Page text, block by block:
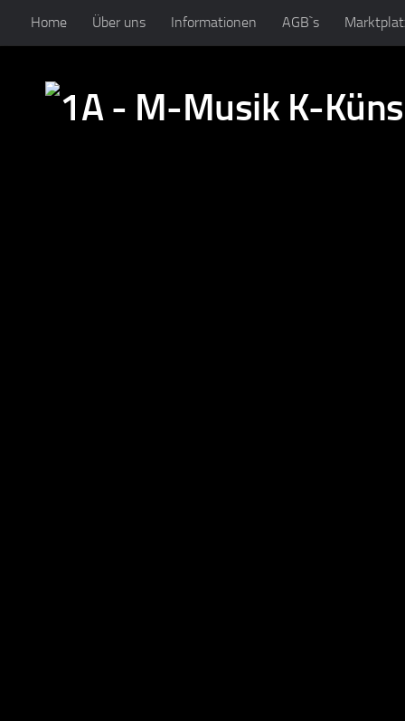
Zum Inhalt springen
Home Über uns Informationen AGB`s